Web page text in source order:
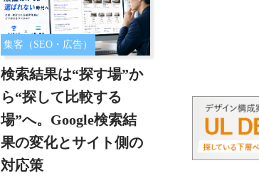
集客（SEO・広告）
検索結果は“探す場”か
ら“探して比較する
場”へ。Google検索結
果の変化とサイト側の
対応策